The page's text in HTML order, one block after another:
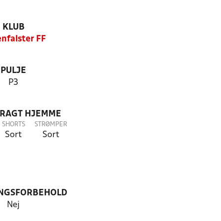
KLUB
FF
PULJE
P3
HJEMME
SHORTS
Sort
STRØMPER
Sort
Nej